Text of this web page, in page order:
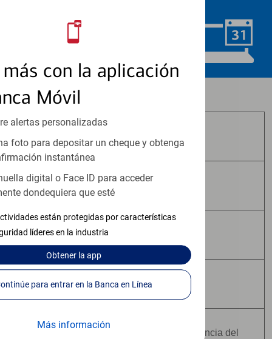
con la aplicación
Móvil
alertas personalizadas
foto para depositar un cheque y obtenga
instantánea
digital o Face ID para acceder
dondequiera que esté
están protegidas por características
líderes en la industria
Obtenerla app
Continúe para entrar en la Banca en Línea
Más información
Programar ahora
Los productos de inversión y seguros:
No Tienen Garantía Bancaria
Pueden Perder Valor
No Constituyen Depósitos
No Están Asegurados Por Ninguna Agencia del